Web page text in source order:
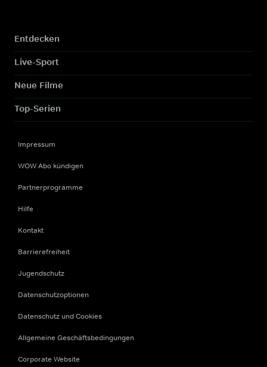
Entdecken
Live-Sport
Neue Filme
Top-Serien
Impressum
WOW Abo kündigen
Partnerprogramme
Hilfe
Kontakt
Barrierefreiheit
Jugendschutz
Datenschutzoptionen
Datenschutz und Cookies
Allgemeine Geschäftsbedingungen
Corporate Website